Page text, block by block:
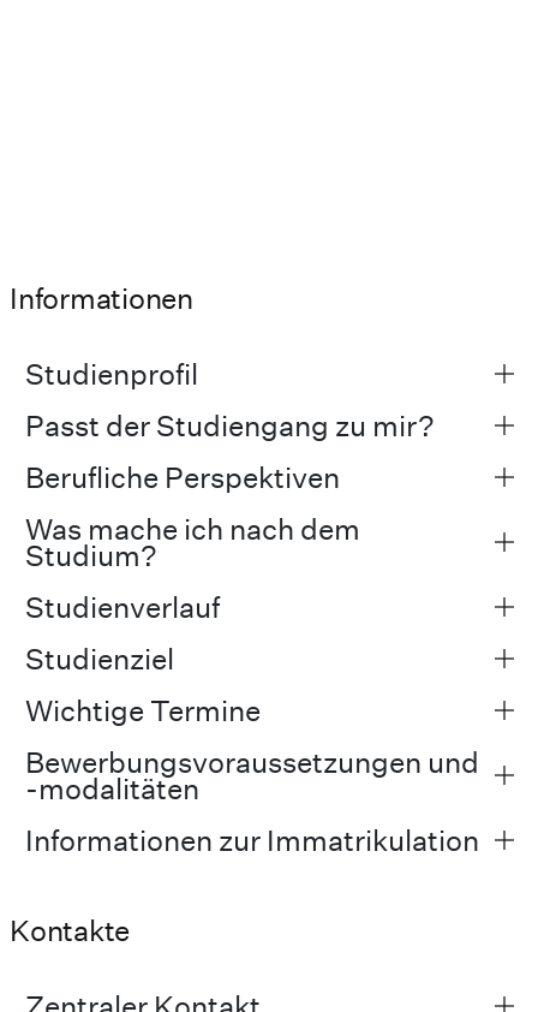
Informationen
Studienprofil
Passt der Studiengang zu mir?
Berufliche Perspektiven
Was mache ich nach dem
Studium?
Studienverlauf
Studienziel
Wichtige Termine
Bewerbungsvoraussetzungen und
-modalitäten
Informationen zur Immatrikulation
Kontakte